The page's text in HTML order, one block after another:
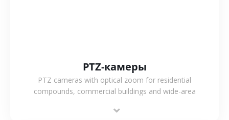
PTZ-камеры
PTZ cameras with optical zoom for residential
compounds, commercial buildings and wide-area
flexible coverage.